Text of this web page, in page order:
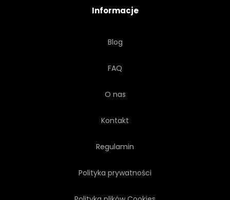
Informacje
Blog
FAQ
O nas
Kontakt
Regulamin
Polityka prywatności